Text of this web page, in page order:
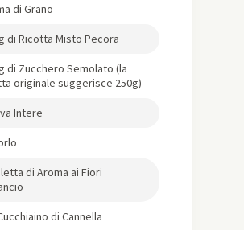
di Grano
di Ricotta Misto Pecora
di Zucchero Semolato (la
originale suggerisce 250g)
Intere
di Aroma ai Fiori
di Cannella